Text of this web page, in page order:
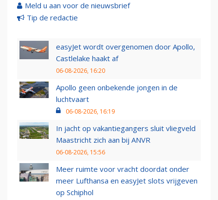
Meld u aan voor de nieuwsbrief
Tip de redactie
easyJet wordt overgenomen door Apollo,
Castlelake haakt af
06-08-2026, 16:20
Apollo geen onbekende jongen in de
luchtvaart
06-08-2026, 16:19
In jacht op vakantiegangers sluit vliegveld
Maastricht zich aan bij ANVR
06-08-2026, 15:56
Meer ruimte voor vracht doordat onder
meer Lufthansa en easyJet slots vrijgeven
op Schiphol